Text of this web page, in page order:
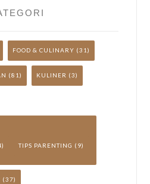
FOOD & CULINARY (31)
(81) KULINER (3)
TIPS PARENTING (9)
(37)